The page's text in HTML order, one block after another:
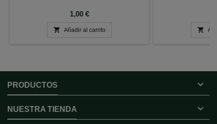
Precio
1,00 €
 Añadir al carrito 
PRODUCTOS 
NUESTRA TIENDA 